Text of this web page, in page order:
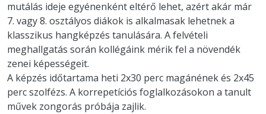
mutálás ideje egyénenként eltérő lehet, azért akár már
7. vagy 8. osztályos diákok is alkalmasak lehetnek a
klasszikus hangképzés tanulására. A felvételi
meghallgatás során kollégáink mérik fel a növendék
zenei képességeit.
A képzés időtartama heti 2x30 perc magánének és 2x45
perc szolfézs. A korrepetíciós foglalkozásokon a tanult
művek zongorás próbája zajlik.